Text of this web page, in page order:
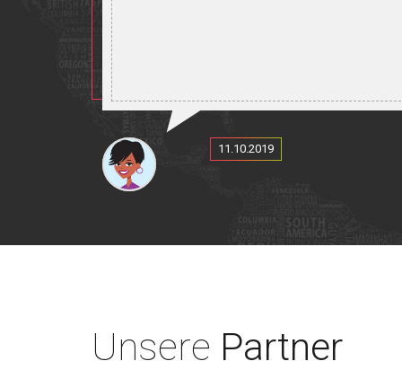
Welt wie du
Entdecke die besten Orte in Osteuropa
11.10.2019
Unsere Partner